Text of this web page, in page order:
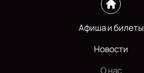
Афиша и билеты
Новости
О нас